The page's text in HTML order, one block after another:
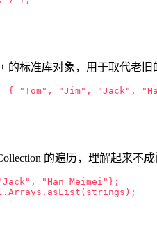
的标准库对象，用于取代老旧
"Tom", "Jim", "Jack",
的遍历，理解起来不成
"Han Meimei"};